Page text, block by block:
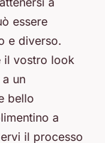
essere
e diverso.
il vostro look
un
bello
a
il processo